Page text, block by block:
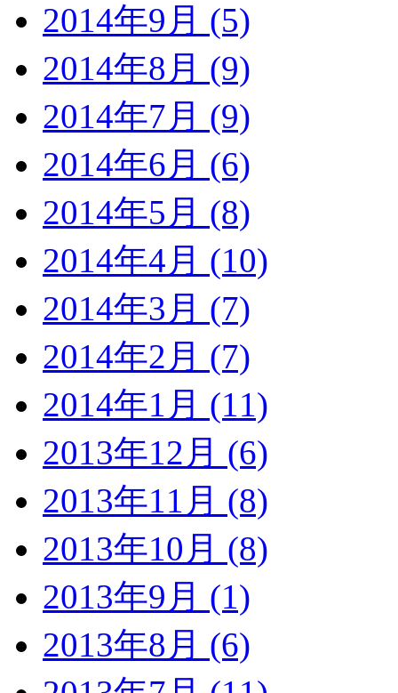
2014年9月 (5)
2014年8月 (9)
2014年7月 (9)
2014年6月 (6)
2014年5月 (8)
2014年4月 (10)
2014年3月 (7)
2014年2月 (7)
2014年1月 (11)
2013年12月 (6)
2013年11月 (8)
2013年10月 (8)
2013年9月 (1)
2013年8月 (6)